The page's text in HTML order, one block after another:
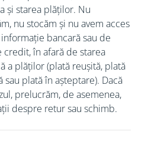
și starea plăților. Nu
nu stocăm și nu avem acces
bancară sau de
credit, în afară de starea
a plăților (plată reușită, plată
sau plată în așteptare). Dacă
prelucrăm, de asemenea,
despre retur sau schimb.